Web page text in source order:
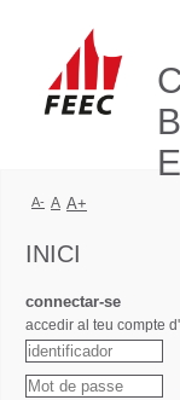
A- A A+
INICI
connectar-se
accedir al teu compte